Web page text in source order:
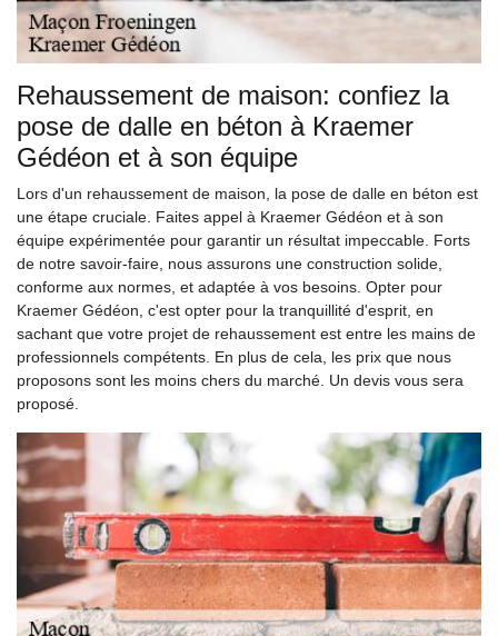
Rehaussement de maison: confiez la
pose de dalle en béton à Kraemer
Gédéon et à son équipe
Lors d'un rehaussement de maison, la pose de dalle en béton est
une étape cruciale. Faites appel à Kraemer Gédéon et à son
équipe expérimentée pour garantir un résultat impeccable. Forts
de notre savoir-faire, nous assurons une construction solide,
conforme aux normes, et adaptée à vos besoins. Opter pour
Kraemer Gédéon, c'est opter pour la tranquillité d'esprit, en
sachant que votre projet de rehaussement est entre les mains de
professionnels compétents. En plus de cela, les prix que nous
proposons sont les moins chers du marché. Un devis vous sera
proposé.